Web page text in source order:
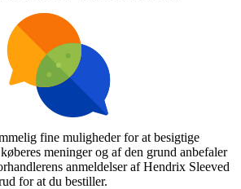
fine muligheder for at besigtige
meninger og af den grund anbefaler
anmeldelser af Hendrix Sleeved
for at du bestiller.